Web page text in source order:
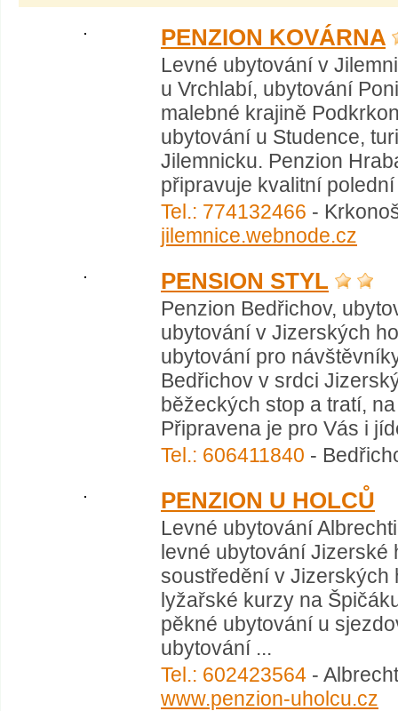
PENZION KOVÁRNA
Levné ubytování v
u Vrchlabí, ubytování
malebné krajině
ubytování u Studence,
Jilemnicku. Penzion
připravuje kvalitní
Tel.: 774132466 -
jilemnice.webnode.cz
PENSION STYL
Penzion Bedřichov,
ubytování v Jizerských
ubytování pro
Bedřichov v srdci
běžeckých stop a tratí,
Připravena je pro Vás i
Tel.: 606411840 -
PENZION U HOLCŮ
Levné ubytování
levné ubytování Jizerské
soustředění v Jizerských
lyžařské kurzy na
pěkné ubytování u
ubytování ...
Tel.: 602423564 -
www.penzion-uholcu.cz